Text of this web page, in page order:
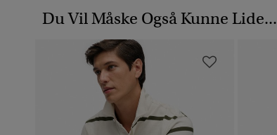
Du Vil Måske Også Kunne Lide...